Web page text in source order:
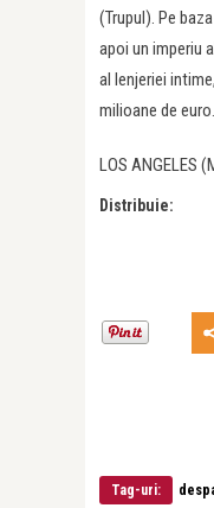
(Trupul). Pe
apoi un imperiu
al lenjeriei
milioane de euro.
LOS ANGELES
Distribuie:
Tag-uri: